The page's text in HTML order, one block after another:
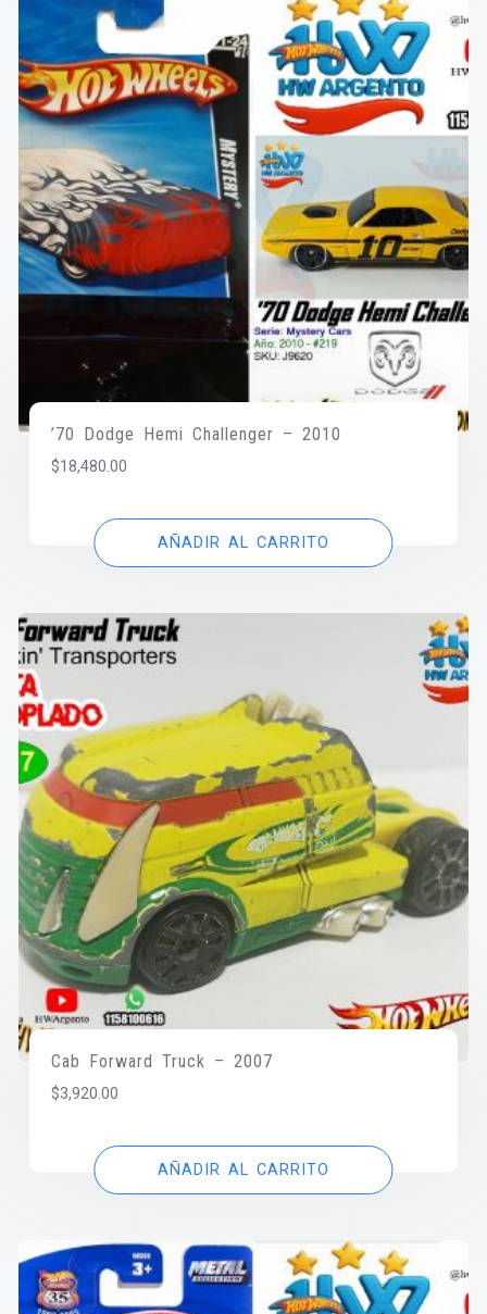
’70 Dodge Hemi Challenger – 2010
$18,480.00
AÑADIR AL CARRITO
Cab Forward Truck – 2007
$3,920.00
AÑADIR AL CARRITO